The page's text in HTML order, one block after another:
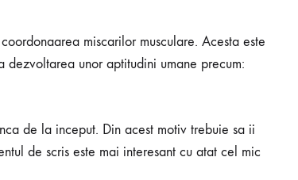
miscarilor musculare. Acesta este
unor aptitudini umane precum:
de la inceput. Din acest motiv trebuie sa ii
de scris este mai interesant cu atat cel mic